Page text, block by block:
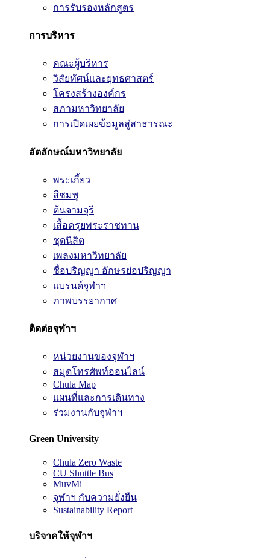
การรับรองหลักสูตร
การบริหาร
คณะผู้บริหาร
วิสัยทัศน์และยุทธศาสตร์
โครงสร้างองค์กร
สภามหาวิทยาลัย
การเปิดเผยข้อมูลสู่สาธารณะ
อัตลักษณ์มหาวิทยาลัย
พระเกี้ยว
สีชมพู
ต้นจามจุรี
เสื้อครุยพระราชทาน
ชุดนิสิต
เพลงมหาวิทยาลัย
ชื่อปริญญา อักษรย่อปริญญา
แบรนด์จุฬาฯ
ภาพบรรยากาศ
ติดต่อจุฬาฯ
หน่วยงานของจุฬาฯ
สมุดโทรศัพท์ออนไลน์
Chula Map
แผนที่และการเดินทาง
ร่วมงานกับจุฬาฯ
Green University
Chula Zero Waste
CU Shuttle Bus
MuvMi
จุฬาฯ กับความยั่งยืน
Sustainability Report
บริจาคให้จุฬาฯ